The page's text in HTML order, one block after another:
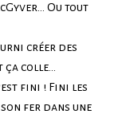
Ou tout
créer des
ça colle…
fini ! Fini les
fer dans une